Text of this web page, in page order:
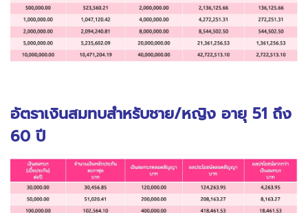
อัตราเงินสมทบสำหรับชาย/หญิง อายุ 51 ถึง
60 ปี